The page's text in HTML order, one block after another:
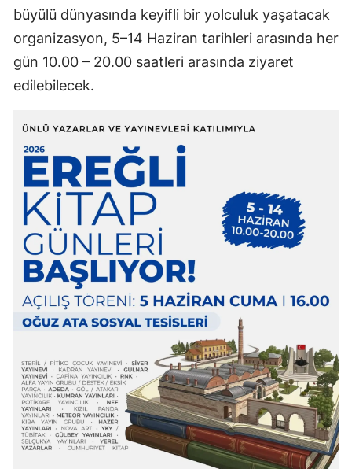
Gümüşhane
Hakkari
Hatay
İzmir
Kars
Kayseri
Kırklareli
Kırşehir
Kocaeli
Konya
Kütahya
büyülü dünyasında keyifli bir yolculuk yaşatacak
organizasyon, 5–14 Haziran tarihleri arasında her
gün 10.00 – 20.00 saatleri arasında ziyaret
edilebilecek.